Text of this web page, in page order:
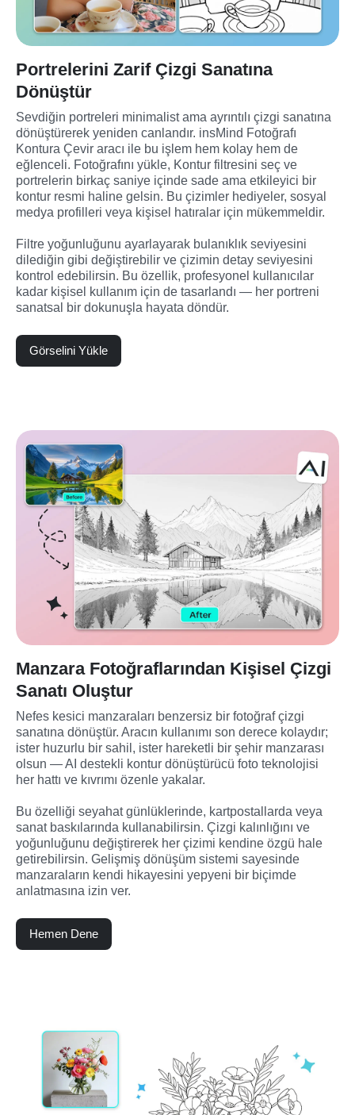
Portrelerini Zarif Çizgi Sanatına
Dönüştür
Sevdiğin portreleri minimalist ama ayrıntılı çizgi sanatına
dönüştürerek yeniden canlandır. insMind Fotoğrafı
Kontura Çevir aracı ile bu işlem hem kolay hem de
eğlenceli. Fotoğrafını yükle, Kontur filtresini seç ve
portrelerin birkaç saniye içinde sade ama etkileyici bir
kontur resmi haline gelsin. Bu çizimler hediyeler, sosyal
medya profilleri veya kişisel hatıralar için mükemmeldir.
Filtre yoğunluğunu ayarlayarak bulanıklık seviyesini
dilediğin gibi değiştirebilir ve çizimin detay seviyesini
kontrol edebilirsin. Bu özellik, profesyonel kullanıcılar
kadar kişisel kullanım için de tasarlandı — her portreni
sanatsal bir dokunuşla hayata döndür.
Görselini Yükle
Manzara Fotoğraflarından Kişisel Çizgi
Sanatı Oluştur
Nefes kesici manzaraları benzersiz bir fotoğraf çizgi
sanatına dönüştür. Aracın kullanımı son derece kolaydır;
ister huzurlu bir sahil, ister hareketli bir şehir manzarası
olsun — AI destekli kontur dönüştürücü foto teknolojisi
her hattı ve kıvrımı özenle yakalar.
Bu özelliği seyahat günlüklerinde, kartpostallarda veya
sanat baskılarında kullanabilirsin. Çizgi kalınlığını ve
yoğunluğunu değiştirerek her çizimi kendine özgü hale
getirebilirsin. Gelişmiş dönüşüm sistemi sayesinde
manzaraların kendi hikayesini yepyeni bir biçimde
anlatmasına izin ver.
Hemen Dene